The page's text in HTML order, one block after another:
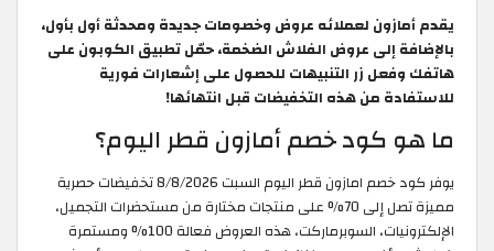
يقدم أمازون لعملائه عروض وخصومات جديدة ومحدثة أول بأول،
بالإضافة إلى عروض الفلاش الضخمة، حمّل تطبيق الكوبون على
هاتفك وفعل زر التنبيهات للحصول على إشعارات فورية
للاستفادة من هذه التخفيضات قبل انتهائها!
ما هو كود خصم أمازون قطر اليوم؟
يوفر كود خصم امازون قطر اليوم السبت 8/8/2026 تخفيضات حصرية
مميزة تصل إلى 70% على منتجات مختارة من مستحضرات التجميل،
الإلكترونيات، السوبرماركت، هذه العروض فعالة 100% ومستمرة